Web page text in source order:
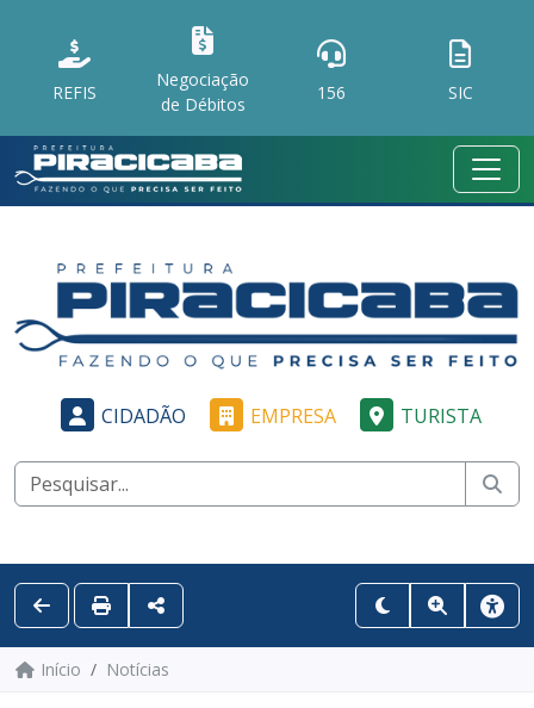
REFIS
Negociação
de Débitos
156 SIC
CIDADÃO EMPRESA TURISTA
Início Notícias